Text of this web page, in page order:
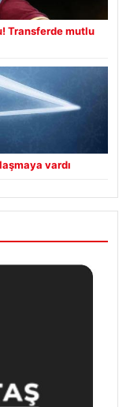
Transferde mutlu
vardı